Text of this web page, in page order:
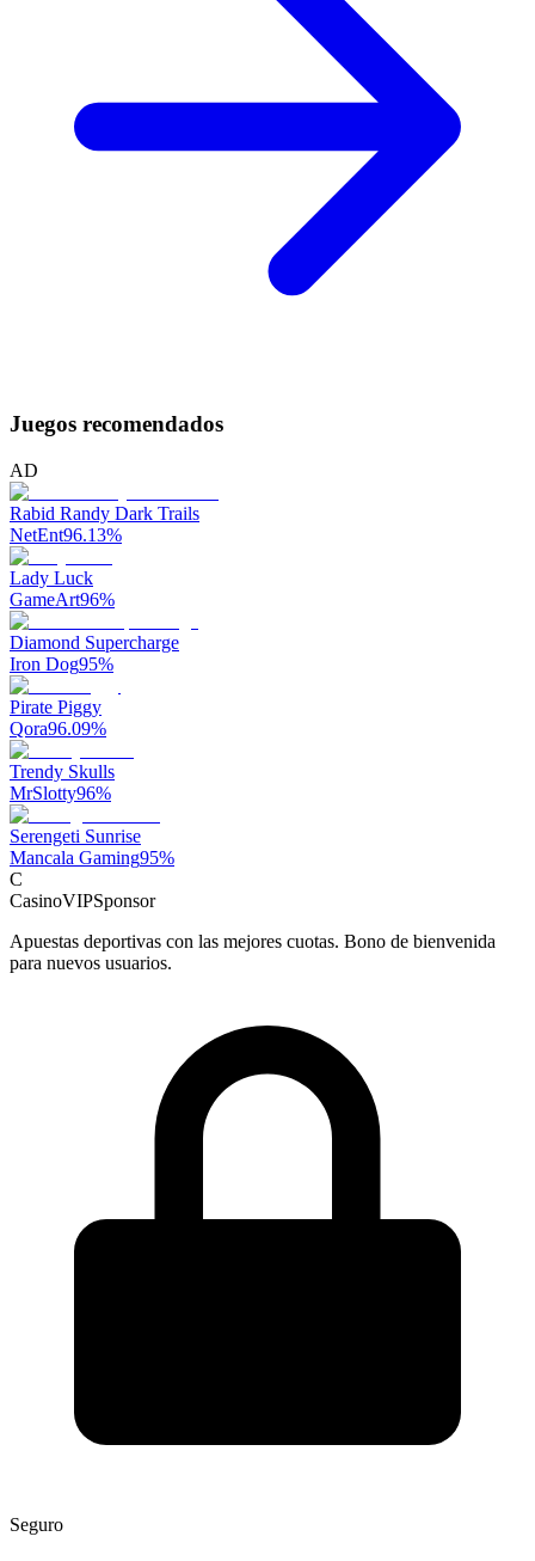
Juegos recomendados
AD
Rabid Randy Dark Trails
NetEnt96.13%
Lady Luck
GameArt96%
Diamond Supercharge
Iron Dog95%
Pirate Piggy
Qora96.09%
Trendy Skulls
MrSlotty96%
Serengeti Sunrise
Mancala Gaming95%
C
CasinoVIPSponsor
Apuestas deportivas con las mejores cuotas. Bono de bienvenida
para nuevos usuarios.
Seguro